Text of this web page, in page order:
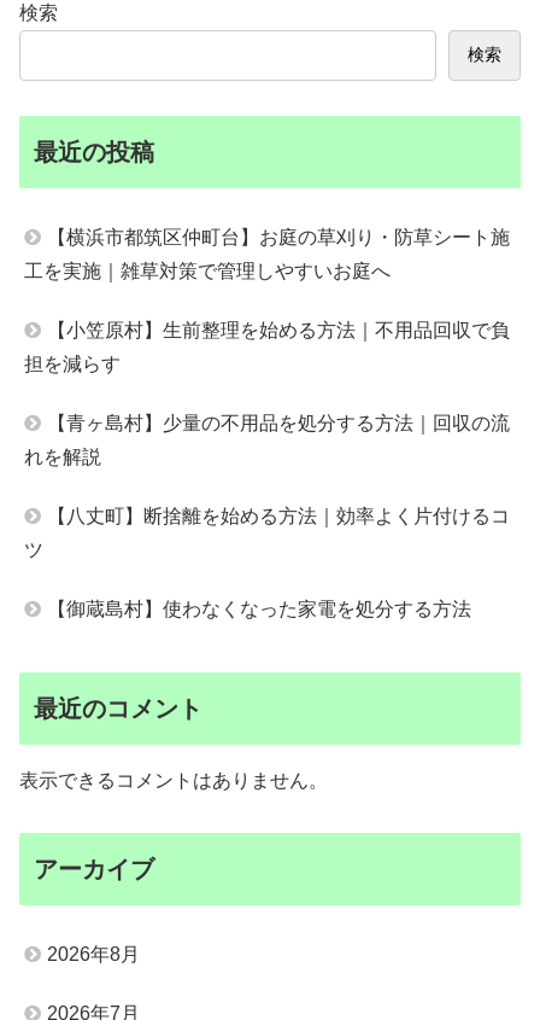
検索
検索
最近の投稿
【横浜市都筑区仲町台】お庭の草刈り・防草シート施
工を実施｜雑草対策で管理しやすいお庭へ
【小笠原村】生前整理を始める方法｜不用品回収で負
担を減らす
【青ヶ島村】少量の不用品を処分する方法｜回収の流
れを解説
【八丈町】断捨離を始める方法｜効率よく片付けるコ
ツ
【御蔵島村】使わなくなった家電を処分する方法
最近のコメント
表示できるコメントはありません。
アーカイブ
2026年8月
2026年7月